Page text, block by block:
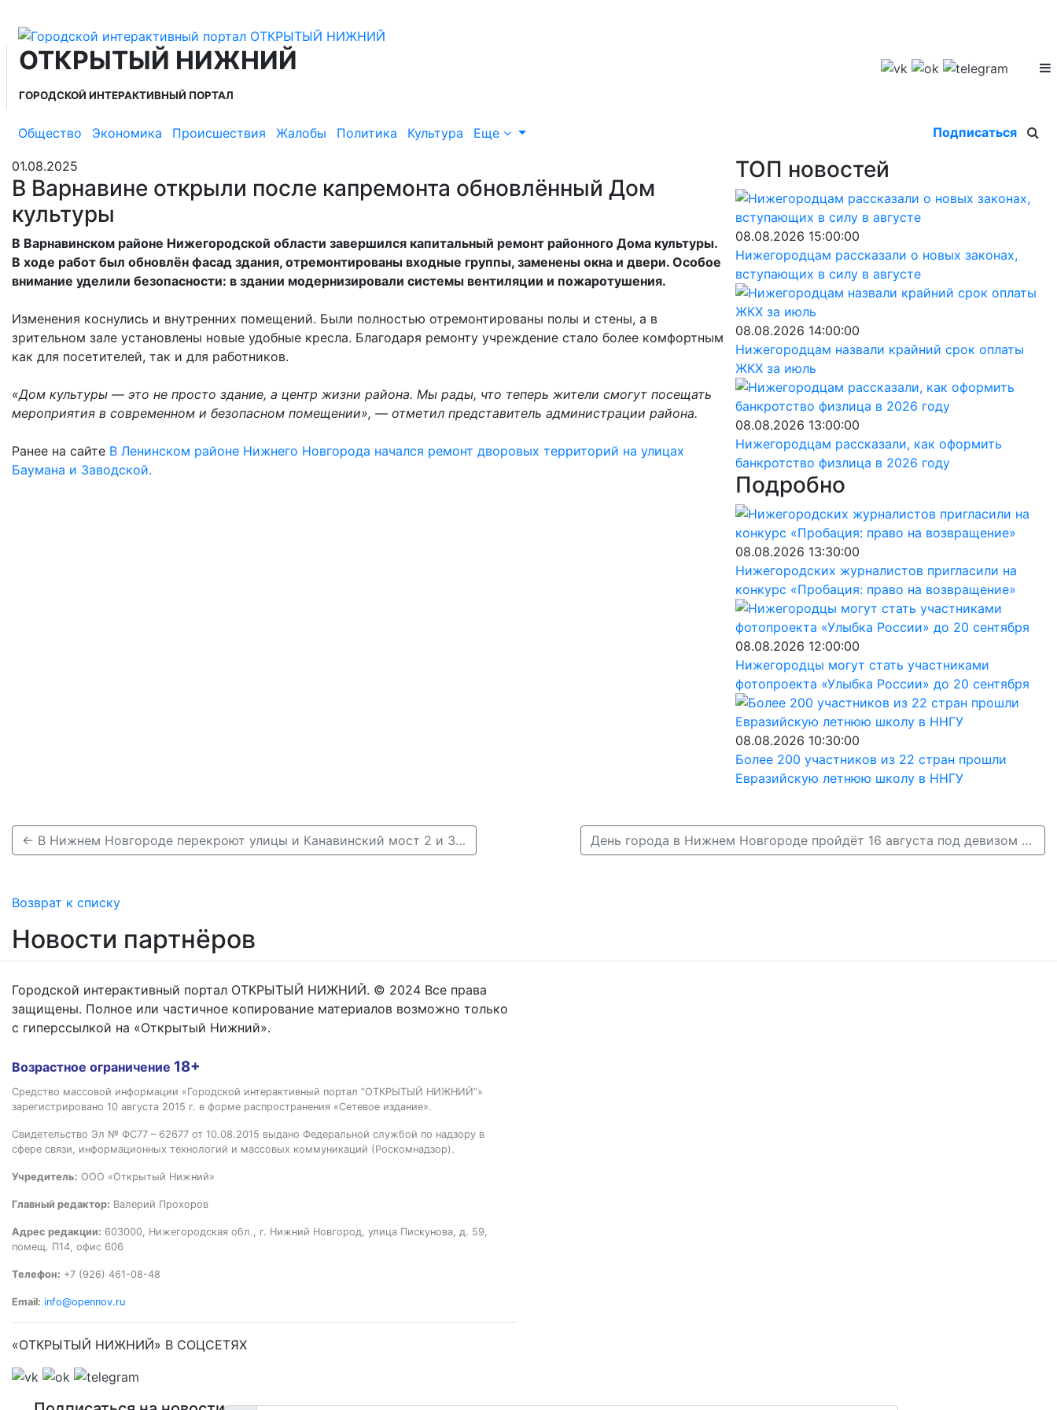
ОТКРЫТЫЙ НИЖНИЙ
ГОРОДСКОЙ ИНТЕРАКТИВНЫЙ ПОРТАЛ
Общество Экономика Происшествия Жалобы Политика Культура Еще Подписаться
01.08.2025
В Варнавине открыли после капремонта обновлённый Дом
культуры
В Варнавинском районе Нижегородской области завершился капитальный ремонт районного Дома культуры.
В ходе работ был обновлён фасад здания, отремонтированы входные группы, заменены окна и двери. Особое
внимание уделили безопасности: в здании модернизировали системы вентиляции и пожаротушения.
Изменения коснулись и внутренних помещений. Были полностью отремонтированы полы и стены, а в
зрительном зале установлены новые удобные кресла. Благодаря ремонту учреждение стало более комфортным
как для посетителей, так и для работников.
«Дом культуры — это не просто здание, а центр жизни района. Мы рады, что теперь жители смогут посещать
мероприятия в современном и безопасном помещении», — отметил представитель администрации района.
Ранее на сайте В Ленинском районе Нижнего Новгорода начался ремонт дворовых территорий на улицах
Баумана и Заводской.
ТОП новостей
08.08.2026 15:00:00
Нижегородцам рассказали о новых законах,
вступающих в силу в августе
08.08.2026 14:00:00
Нижегородцам назвали крайний срок оплаты
ЖКХ за июль
08.08.2026 13:00:00
Нижегородцам рассказали, как оформить
банкротство физлица в 2026 году
Подробно
08.08.2026 13:30:00
Нижегородских журналистов пригласили на
конкурс «Пробация: право на возвращение»
08.08.2026 12:00:00
Нижегородцы могут стать участниками
фотопроекта «Улыбка России» до 20 сентября
08.08.2026 10:30:00
Более 200 участников из 22 стран прошли
Евразийскую летнюю школу в ННГУ
← В Нижнем Новгороде перекроют улицы и Канавинский мост 2 и 3 августа День города в Нижнем Новгороде пройдёт 16 августа под девизом «Герои среди нас» →
Возврат к списку
Новости партнёров
Городской интерактивный портал ОТКРЫТЫЙ НИЖНИЙ. © 2024 Все права
защищены. Полное или частичное копирование материалов возможно только
с гиперссылкой на «Открытый Нижний».
Возрастное ограничение 18+
Средство массовой информации «Городской интерактивный портал “ОТКРЫТЫЙ НИЖНИЙ”»
зарегистрировано 10 августа 2015 г. в форме распространения «Сетевое издание».
Свидетельство Эл № ФС77 – 62677 от 10.08.2015 выдано Федеральной службой по надзору в
сфере связи, информационных технологий и массовых коммуникаций (Роскомнадзор).
Учредитель: ООО «Открытый Нижний»
Главный редактор: Валерий Прохоров
Адрес редакции: 603000, Нижегородская обл., г. Нижний Новгород, улица Пискунова, д. 59,
помещ. П14, офис 606
Телефон: +7 (926) 461-08-48
Email: info@opennov.ru
«ОТКРЫТЫЙ НИЖНИЙ» В СОЦСЕТЯХ